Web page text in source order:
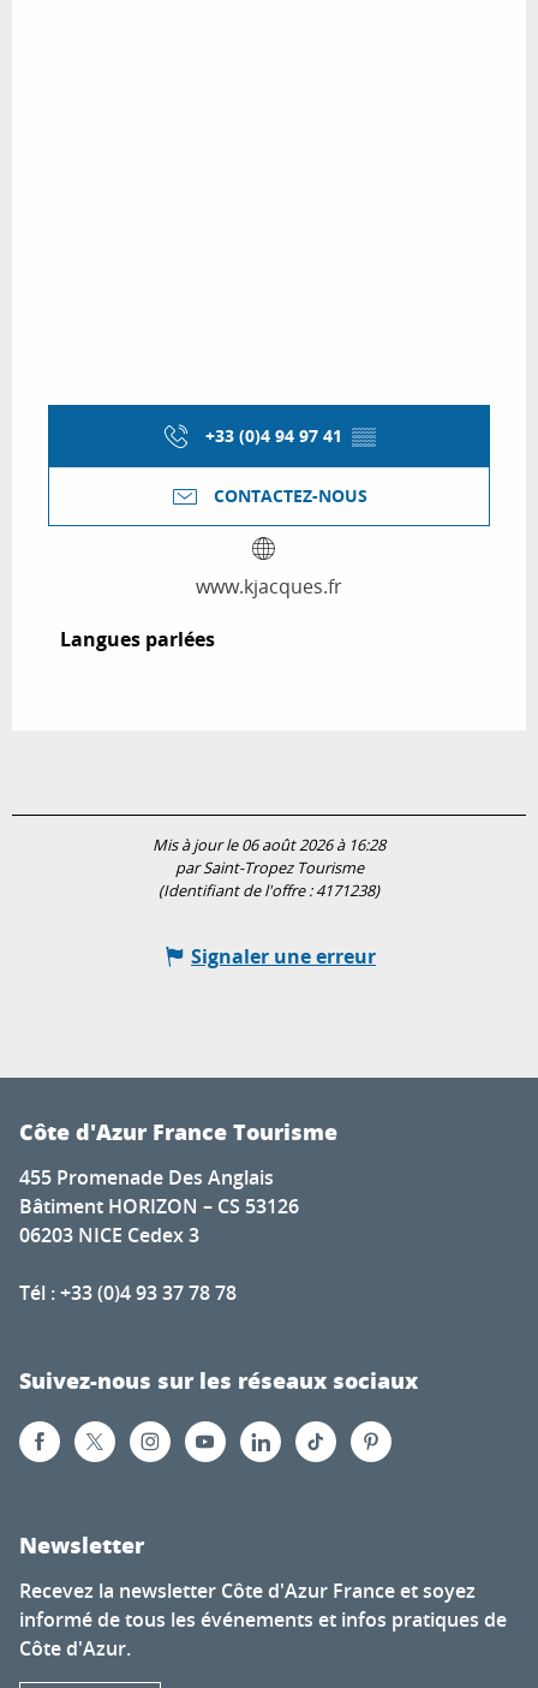
+33 (0)4 94 97 41 ▒▒
CONTACTEZ-NOUS
www.kjacques.fr
Langues parlées
Langues parlées
Mis à jour le 06 août 2026 à 16:28
par Saint-Tropez Tourisme
(Identifiant de l'offre :4171238)
Signaler une erreur
Côte d'Azur France Tourisme
455 Promenade Des Anglais
Bâtiment HORIZON – CS 53126
06203 NICE Cedex 3
Tél : +33 (0)4 93 37 78 78
Suivez-nous sur les réseaux sociaux
Newsletter
Recevez la newsletter Côte d'Azur France et soyez
informé de tous les événements et infos pratiques de
Côte d'Azur.